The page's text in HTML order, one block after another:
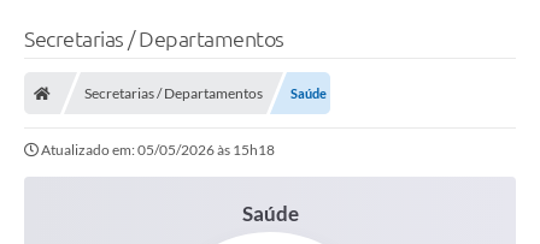
Secretarias / Departamentos
Secretarias / Departamentos Saúde
Atualizado em: 05/05/2026 às 15h18
Saúde